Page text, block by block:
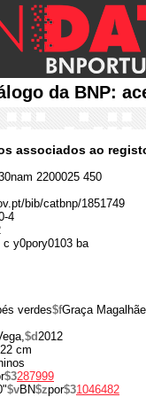
da BNP:
associados ao
2200025 450
bib/catbnp/1851749
4
c y0pory0103 ba
verdes$fGraça
$d2012
22 cm
$3287999
$vBN$zpor$31046482